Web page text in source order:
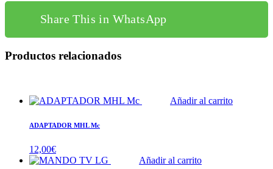
Share This in WhatsApp
Productos relacionados
Añadir al carrito
ADAPTADOR MHL Mc
12,00€
Añadir al carrito